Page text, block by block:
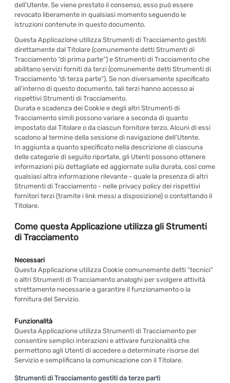
dell’Utente. Se viene prestato il consenso, esso può essere
revocato liberamente in qualsiasi momento seguendo le
istruzioni contenute in questo documento.
Questa Applicazione utilizza Strumenti di Tracciamento gestiti
direttamente dal Titolare (comunemente detti Strumenti di
Tracciamento “di prima parte”) e Strumenti di Tracciamento che
abilitano servizi forniti da terzi (comunemente detti Strumenti di
Tracciamento “di terza parte”). Se non diversamente specificato
all’interno di questo documento, tali terzi hanno accesso ai
rispettivi Strumenti di Tracciamento.
Durata e scadenza dei Cookie e degli altri Strumenti di
Tracciamento simili possono variare a seconda di quanto
impostato dal Titolare o da ciascun fornitore terzo. Alcuni di essi
scadono al termine della sessione di navigazione dell’Utente.
In aggiunta a quanto specificato nella descrizione di ciascuna
delle categorie di seguito riportate, gli Utenti possono ottenere
informazioni più dettagliate ed aggiornate sulla durata, così come
qualsiasi altra informazione rilevante - quale la presenza di altri
Strumenti di Tracciamento - nelle privacy policy dei rispettivi
fornitori terzi (tramite i link messi a disposizione) o contattando il
Titolare.
Come questa Applicazione utilizza gli Strumenti
di Tracciamento
Necessari
Questa Applicazione utilizza Cookie comunemente detti “tecnici”
o altri Strumenti di Tracciamento analoghi per svolgere attività
strettamente necessarie a garantire il funzionamento o la
fornitura del Servizio.
Funzionalità
Questa Applicazione utilizza Strumenti di Tracciamento per
consentire semplici interazioni e attivare funzionalità che
permettono agli Utenti di accedere a determinate risorse del
Servizio e semplificano la comunicazione con il Titolare.
Strumenti di Tracciamento gestiti da terze parti